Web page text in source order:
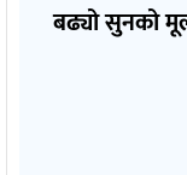
बढ्यो सुनको